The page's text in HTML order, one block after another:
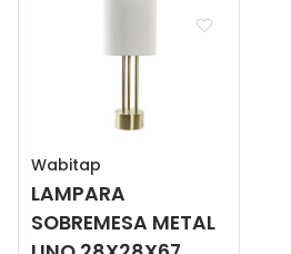
Wabitap
LAMPARA
SOBREMESA METAL